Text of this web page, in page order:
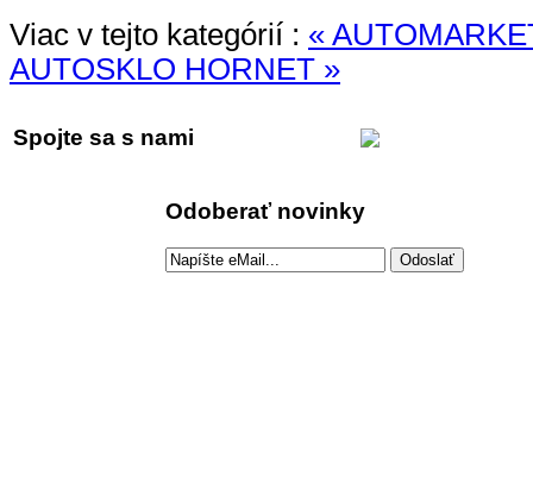
Viac v tejto kategórií : «
AUTOSKLO HORNET »
Spojte sa s nami
Odoberať novinky